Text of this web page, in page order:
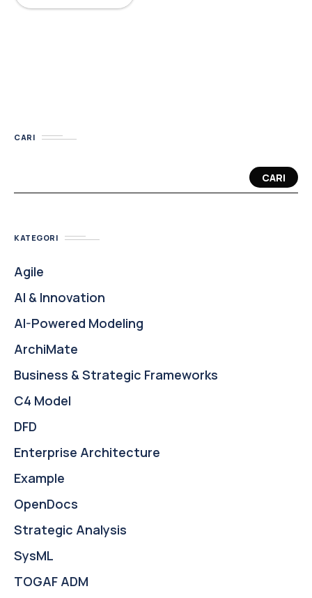
CARI
CARI
KATEGORI
Agile
AI & Innovation
AI-Powered Modeling
ArchiMate
Business & Strategic Frameworks
C4 Model
DFD
Enterprise Architecture
Example
OpenDocs
Strategic Analysis
SysML
TOGAF ADM